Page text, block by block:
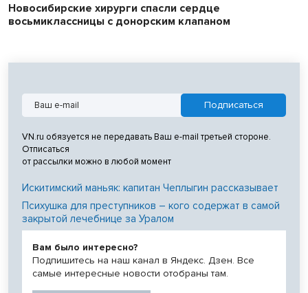
Новосибирские хирурги спасли сердце
восьмиклассницы с донорским клапаном
VN.ru обязуется не передавать Ваш e-mail третьей стороне.
Отписаться
от рассылки можно в любой момент
Искитимский маньяк: капитан Чеплыгин рассказывает
Психушка для преступников – кого содержат в самой
закрытой лечебнице за Уралом
Вам было интересно?
Подпишитесь на наш канал в Яндекс. Дзен. Все
самые интересные новости отобраны там.